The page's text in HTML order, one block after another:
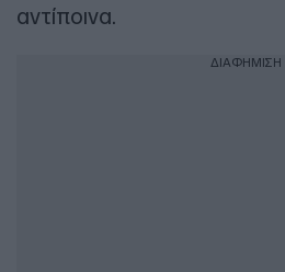
αντίποινα.
ΔΙΑΦΗΜΙΣΗ